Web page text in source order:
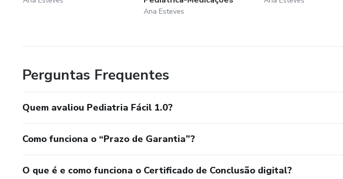
Ana Esteves
Perguntas Frequentes
Quem avaliou Pediatria Fácil 1.0?
Como funciona o “Prazo de Garantia”?
O que é e como funciona o Certificado de Conclusão digital?